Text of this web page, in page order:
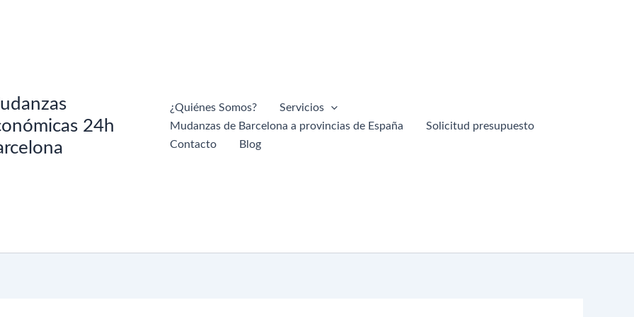
24h
¿Quiénes Somos?
Servicios
Mudanzas de Barcelona a provincias de España
Solicitud presupuesto
Contacto
Blog